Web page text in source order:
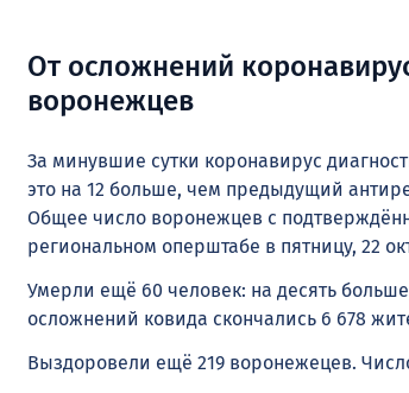
От осложнений
воронежцев
За минувшие сутки коронавирус
это на 12 больше, чем предыдущий
Общее число воронежцев с
региональном оперштабе в пятницу, 22
Умерли ещё 60 человек: на десять
осложнений ковида скончались 6 678
Выздоровели ещё 219 воронежецев.